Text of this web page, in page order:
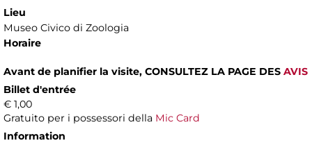
Lieu
Museo Civico di Zoologia
Horaire
Avant de planifier la visite, CONSULTEZ LA PAGE DES AVIS
Billet d'entrée
€ 1,00
Gratuito per i possessori della Mic Card
Information